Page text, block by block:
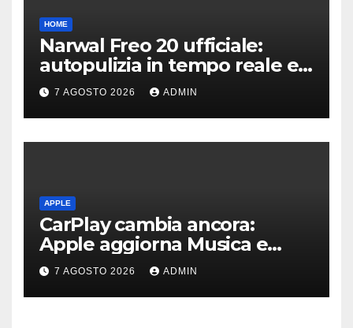
HOME
Narwal Freo 20 ufficiale:
autopulizia in tempo reale e
speciale design in tessuto
7 AGOSTO 2026 ADMIN
APPLE
CarPlay cambia ancora:
Apple aggiorna Musica e
Podcast in auto
7 AGOSTO 2026 ADMIN